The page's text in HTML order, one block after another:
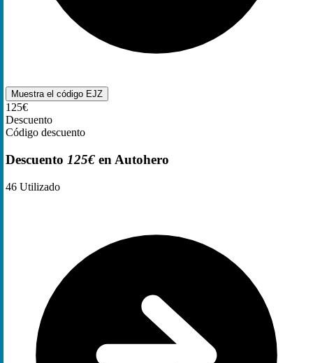
Muestra el código EJZ
125€
Descuento
Código descuento
Descuento 125€ en Autohero
46 Utilizado